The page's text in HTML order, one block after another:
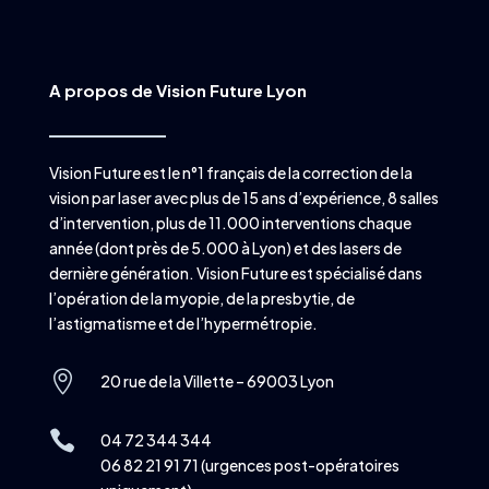
A propos de Vision Future Lyon
Vision Future est le n°1 français de la correction de la
vision par laser avec plus de 15 ans d’expérience, 8 salles
d’intervention, plus de 11.000 interventions chaque
année (dont près de 5.000 à Lyon) et des lasers de
dernière génération. Vision Future est spécialisé dans
l’opération de la myopie, de la presbytie, de
l’astigmatisme et de l’hypermétropie.
 20 rue de la Villette – 69003 Lyon

04 72 344 344
06 82 21 91 71 (urgences post-opératoires